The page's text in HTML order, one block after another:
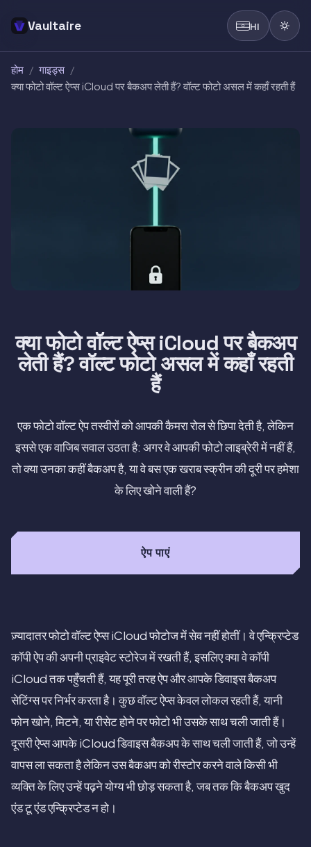
Vaultaire HI
होम / गाइड्स /
क्या फोटो वॉल्ट ऐप्स iCloud पर बैकअप लेती हैं? वॉल्ट फोटो असल में कहाँ रहती हैं
क्या फोटो वॉल्ट ऐप्स iCloud पर बैकअप
लेती हैं? वॉल्ट फोटो असल में कहाँ रहती
हैं
एक फोटो वॉल्ट ऐप तस्वीरों को आपकी कैमरा रोल से छिपा देती है, लेकिन
इससे एक वाजिब सवाल उठता है: अगर वे आपकी फोटो लाइब्रेरी में नहीं हैं,
तो क्या उनका कहीं बैकअप है, या वे बस एक खराब स्क्रीन की दूरी पर हमेशा
के लिए खोने वाली हैं?
ऐप पाएं
ज़्यादातर फोटो वॉल्ट ऐप्स iCloud फोटोज में सेव नहीं होतीं। वे एन्क्रिप्टेड
कॉपी ऐप की अपनी प्राइवेट स्टोरेज में रखती हैं, इसलिए क्या वे कॉपी
iCloud तक पहुँचती हैं, यह पूरी तरह ऐप और आपके डिवाइस बैकअप
सेटिंग्स पर निर्भर करता है। कुछ वॉल्ट ऐप्स केवल लोकल रहती हैं, यानी
फोन खोने, मिटने, या रीसेट होने पर फोटो भी उसके साथ चली जाती हैं।
दूसरी ऐप्स आपके iCloud डिवाइस बैकअप के साथ चली जाती हैं, जो उन्हें
वापस ला सकता है लेकिन उस बैकअप को रीस्टोर करने वाले किसी भी
व्यक्ति के लिए उन्हें पढ़ने योग्य भी छोड़ सकता है, जब तक कि बैकअप खुद
एंड टू एंड एन्क्रिप्टेड न हो।